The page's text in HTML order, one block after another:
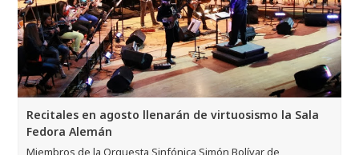
Recitales en agosto llenarán de virtuosismo la Sala
Fedora Alemán
Miembros de la Orquesta Sinfónica Simón Bolívar de